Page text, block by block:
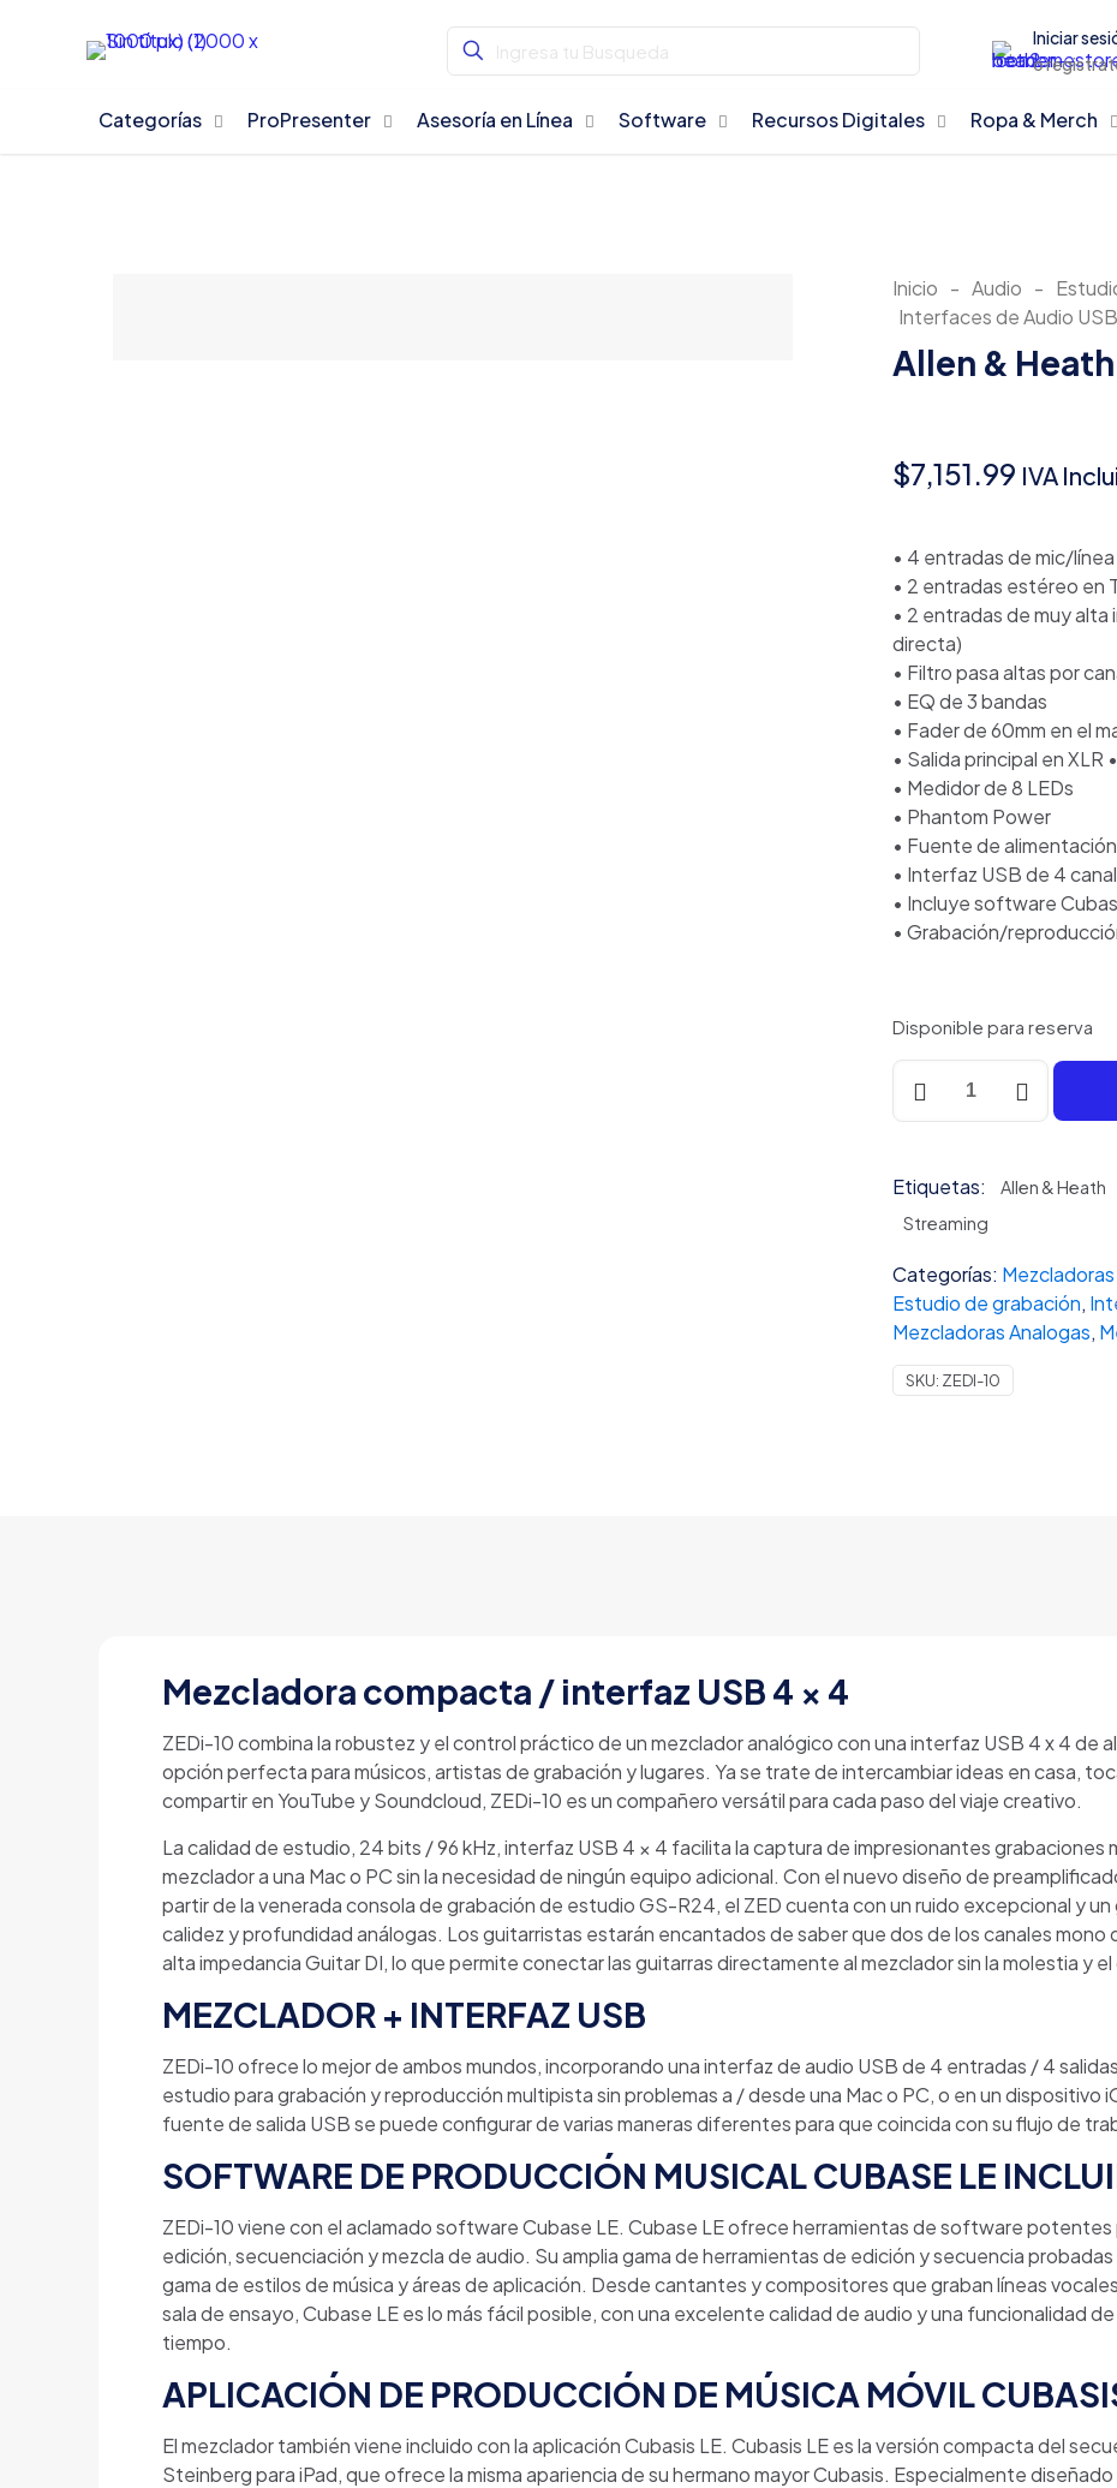
Iniciar
o
Categorías ProPresenter Asesoría en Línea Software Recursos Digitales Ropa & Merch
Inicio - Audio -
Interfaces de Audio USB
Allen &
$7,151.99 IVA
• 4 entradas de mic/línea
• 2 entradas estéreo en
• 2 entradas de muy
directa)
• Filtro pasa altas por
• EQ de 3 bandas
• Fader de 60mm en el
• Salida principal en XLR
• Medidor de 8 LEDs
• Phantom Power
• Fuente de
• Interfaz USB de 4
• Incluye software
• Grabación/
Disponible para reserva
Allen
Heath
10
cantidad
Etiquetas: Allen & Heath
Streaming
Categorías:
Estudio de grabación,
Mezcladoras Analogas,
SKU: ZEDI-10
Mezcladora compacta / interfaz USB 4 × 4
ZEDi-10 combina la robustez y el control práctico de un mezclador analógico con una interfaz USB 4 x 4 de
opción perfecta para músicos, artistas de grabación y lugares. Ya se trate de intercambiar ideas en casa,
compartir en YouTube y Soundcloud, ZEDi-10 es un compañero versátil para cada paso del viaje creativo.
La calidad de estudio, 24 bits / 96 kHz, interfaz USB 4 × 4 facilita la captura de impresionantes
mezclador a una Mac o PC sin la necesidad de ningún equipo adicional. Con el nuevo diseño de
partir de la venerada consola de grabación de estudio GS-R24, el ZED cuenta con un ruido excepcional y un
calidez y profundidad análogas. Los guitarristas estarán encantados de saber que dos de los canales
alta impedancia Guitar DI, lo que permite conectar las guitarras directamente al mezclador sin la molestia y
MEZCLADOR + INTERFAZ USB
ZEDi-10 ofrece lo mejor de ambos mundos, incorporando una interfaz de audio USB de 4 entradas / 4
estudio para grabación y reproducción multipista sin problemas a / desde una Mac o PC, o en un dispositivo
fuente de salida USB se puede configurar de varias maneras diferentes para que coincida con su flujo de
SOFTWARE DE PRODUCCIÓN MUSICAL CUBASE LE
ZEDi-10 viene con el aclamado software Cubase LE. Cubase LE ofrece herramientas de software potentes
edición, secuenciación y mezcla de audio. Su amplia gama de herramientas de edición y secuencia
gama de estilos de música y áreas de aplicación. Desde cantantes y compositores que graban líneas
sala de ensayo, Cubase LE es lo más fácil posible, con una excelente calidad de audio y una funcionalidad
tiempo.
APLICACIÓN DE PRODUCCIÓN DE MÚSICA MÓVIL
El mezclador también viene incluido con la aplicación Cubasis LE. Cubasis LE es la versión compacta del
Steinberg para iPad, que ofrece la misma apariencia de su hermano mayor Cubasis. Especialmente